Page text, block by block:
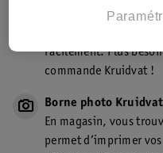
Point de retrait
facilement. Plus
commande Kruidvat !
Borne photo Kruidvat
En magasin, vous
permet d’imprimer